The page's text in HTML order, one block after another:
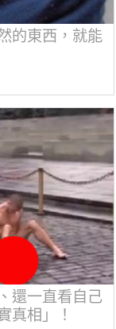
的東西，就能
還一直看自己
真相」！